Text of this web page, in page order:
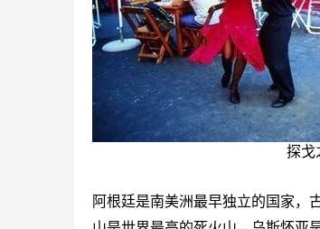
探戈
阿根廷是南美洲最早独立的国家，